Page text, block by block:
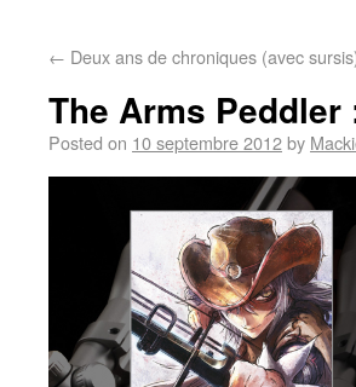
← Deux ans de chroniques (avec
The Arms
Posted on 10 septembre 2012by